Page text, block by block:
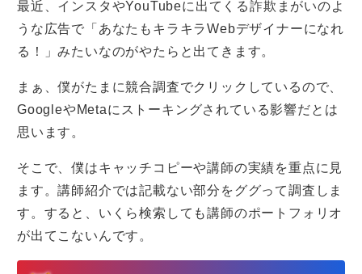
最近、インスタやYouTubeに出てくる詐欺まがいのよ
うな広告で「あなたもキラキラWebデザイナーになれ
る！」みたいなのがやたらと出てきます。
まぁ、僕がたまに競合調査でクリックしているので、
GoogleやMetaにストーキングされている影響だとは
思います。
そこで、僕はキャッチコピーや講師の実績を重点に見
ます。講師紹介では記載ない部分をググって調査しま
す。すると、いくら検索しても講師のポートフォリオ
が出てこないんです。